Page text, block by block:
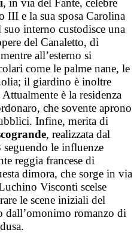
, in via del Fante, celebre
III e la sua sposa Carolina
interno custodisce una
del Canaletto, di
all’esterno si
come le palme nane, le
il giardino è inoltre
è la residenza
che sovente aprono
Infine, merita di
, realizzata dal
le influenze
reggia francese di
dimora, che sorge in via
Visconti scelse
le scene iniziali del
dall’omonimo romanzo di